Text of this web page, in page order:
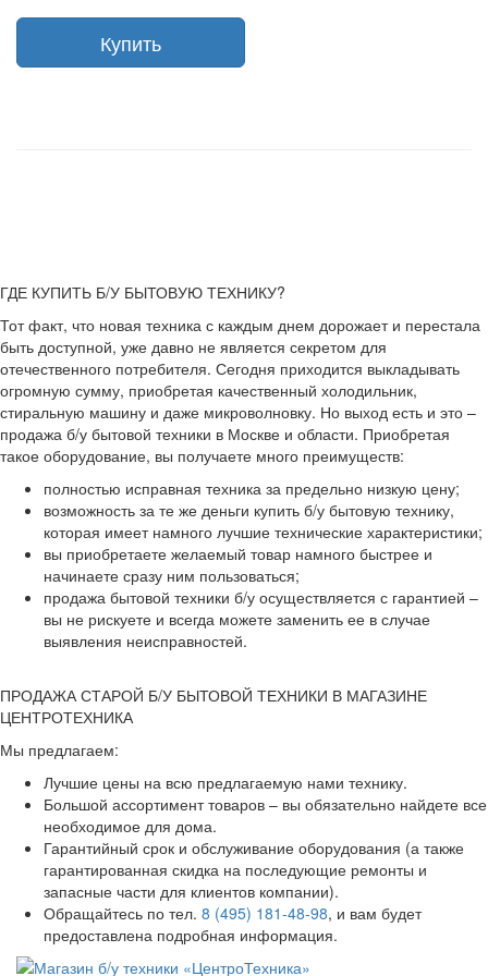
ГДЕ КУПИТЬ Б/У БЫТОВУЮ ТЕХНИКУ?
Тот факт, что новая техника с каждым днем дорожает и перестала
быть доступной, уже давно не является секретом для
отечественного потребителя. Сегодня приходится выкладывать
огромную сумму, приобретая качественный холодильник,
стиральную машину и даже микроволновку. Но выход есть и это –
продажа б/у бытовой техники в Москве и области. Приобретая
такое оборудование, вы получаете много преимуществ:
полностью исправная техника за предельно низкую цену;
возможность за те же деньги купить б/у бытовую технику,
которая имеет намного лучшие технические характеристики;
вы приобретаете желаемый товар намного быстрее и
начинаете сразу ним пользоваться;
продажа бытовой техники б/у осуществляется с гарантией –
вы не рискуете и всегда можете заменить ее в случае
выявления неисправностей.
ПРОДАЖА СТАРОЙ Б/У БЫТОВОЙ ТЕХНИКИ В МАГАЗИНЕ
ЦЕНТРОТЕХНИКА
Мы предлагаем:
Лучшие цены на всю предлагаемую нами технику.
Большой ассортимент товаров – вы обязательно найдете все
необходимое для дома.
Гарантийный срок и обслуживание оборудования (а также
гарантированная скидка на последующие ремонты и
запасные части для клиентов компании).
Обращайтесь по тел. 8 (495) 181-48-98, и вам будет
предоставлена подробная информация.